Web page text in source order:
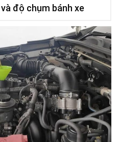
và độ chụm bánh xe